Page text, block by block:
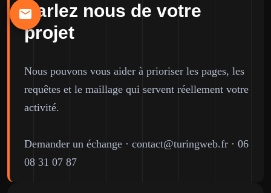
Parlez nous de votre
projet
Nous pouvons vous aider à prioriser les pages, les
requêtes et le maillage qui servent réellement votre
activité.
Demander un échange · contact@turingweb.fr · 06
08 31 07 87